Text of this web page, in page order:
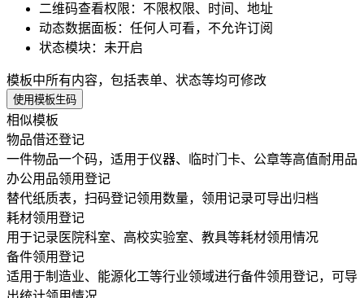
二维码查看权限 ： 不限权限、时间、地址
动态数据面板 ： 任何人可看，不允许订阅
状态模块： 未开启
模板中所有内容，包括表单、状态等均可修改
使用模板生码
相似模板
物品借还登记
一件物品一个码，适用于仪器、临时门卡、公章等高值耐用品
办公用品领用登记
替代纸质表，扫码登记领用数量，领用记录可导出归档
耗材领用登记
用于记录医院科室、高校实验室、教具等耗材领用情况
备件领用登记
适用于制造业、能源化工等行业领域进行备件领用登记，可导